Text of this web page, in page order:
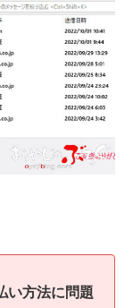
い方法に問題